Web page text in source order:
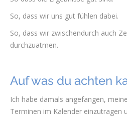
So, dass wir uns gut fühlen dabei.
So, dass wir zwischendurch auch
durchzuatmen.
Auf was du achten
Ich habe damals angefangen,
Terminen im Kalender einzutragen